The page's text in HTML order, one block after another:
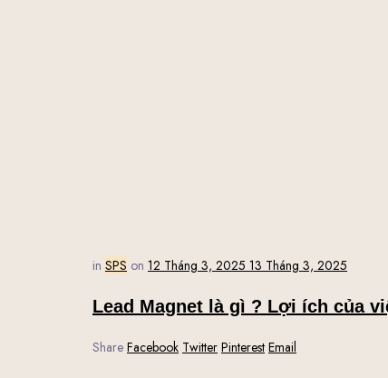
in SPS on 12 Tháng 3, 2025 13 Tháng 3, 2025
Lead Magnet là gì ? Lợi ích của
Share Facebook Twitter Pinterest Email